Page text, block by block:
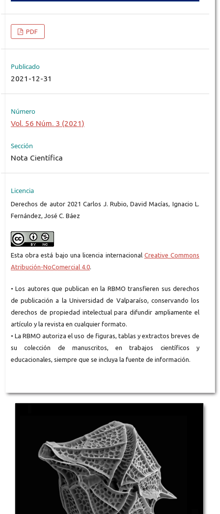
PDF
Publicado
2021-12-31
Número
Vol. 56 Núm. 3 (2021)
Sección
Nota Científica
Licencia
Derechos de autor 2021 Carlos J. Rubio, David Macías, Ignacio L.
Fernández, José C. Báez
Esta obra está bajo una licencia internacional Creative Commons
Atribución-NoComercial 4.0.
• Los autores que publican en la RBMO transfieren sus derechos
de publicación a la Universidad de Valparaíso, conservando los
derechos de propiedad intelectual para difundir ampliamente el
artículo y la revista en cualquier formato.
• La RBMO autoriza el uso de figuras, tablas y extractos breves de
su colección de manuscritos, en trabajos científicos y
educacionales, siempre que se incluya la fuente de información.